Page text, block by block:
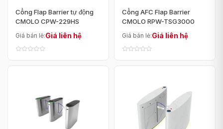
Cổng Flap Barrier tự động
CMOLO CPW-229HS
Giá bán lẻ:Giá liên hệ
Cổng AFC Flap Barrier
CMOLO RPW-TSG3000
Giá bán lẻ:Giá liên hệ